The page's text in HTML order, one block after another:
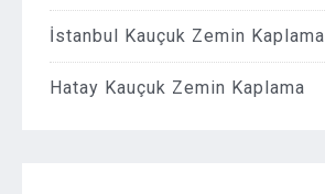
İstanbul Kauçuk Zemin Kaplama
Hatay Kauçuk Zemin Kaplama